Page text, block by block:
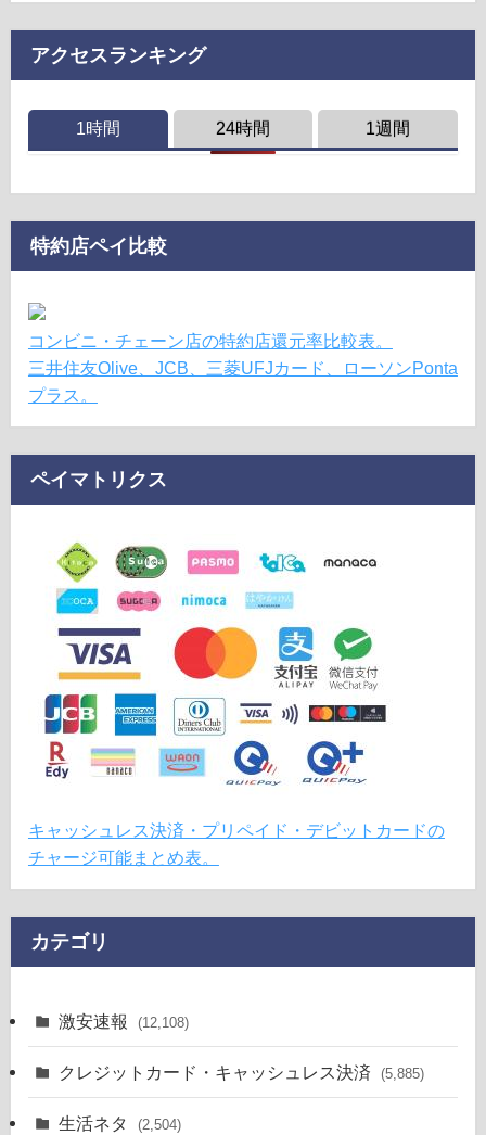
アクセスランキング
1時間 24時間 1週間
特約店ペイ比較
コンビニ・チェーン店の特約店還元率比較表。
三井住友Olive、JCB、三菱UFJカード、ローソンPonta
プラス。
ペイマトリクス
キャッシュレス決済・プリペイド・デビットカードの
チャージ可能まとめ表。
カテゴリ
激安速報 (12,108)
クレジットカード・キャッシュレス決済 (5,885)
生活ネタ (2,504)